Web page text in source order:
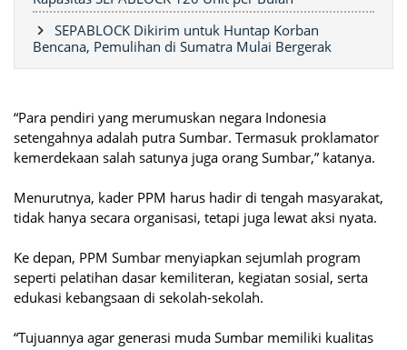
SEPABLOCK Dikirim untuk Huntap Korban
Bencana, Pemulihan di Sumatra Mulai Bergerak
“Para pendiri yang merumuskan negara Indonesia
setengahnya adalah putra Sumbar. Termasuk proklamator
kemerdekaan salah satunya juga orang Sumbar,” katanya.
Menurutnya, kader PPM harus hadir di tengah masyarakat,
tidak hanya secara organisasi, tetapi juga lewat aksi nyata.
Ke depan, PPM Sumbar menyiapkan sejumlah program
seperti pelatihan dasar kemiliteran, kegiatan sosial, serta
edukasi kebangsaan di sekolah-sekolah.
“Tujuannya agar generasi muda Sumbar memiliki kualitas